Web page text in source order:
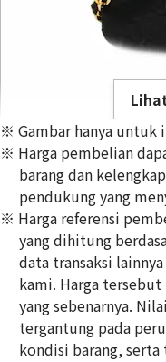
Chanel Camellia Chain
Referensi Harga
64.795.413
※ Gambar hanya untuk
※ Harga pembelian
barang dan
pendukung yang
※ Harga referensi
yang dihitung
data transaksi
kami. Harga
yang sebenarnya.
tergantung pada
kondisi barang, serta